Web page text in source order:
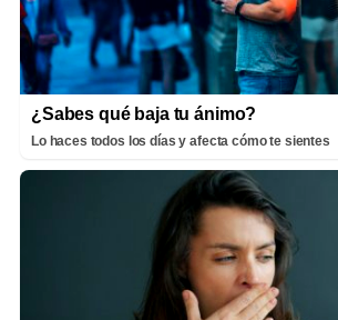
¿Sabes qué baja tu ánimo?
Lo haces todos los días y afecta cómo te sientes